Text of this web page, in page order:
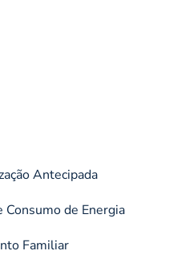
Antecipada
de Energia
Familiar